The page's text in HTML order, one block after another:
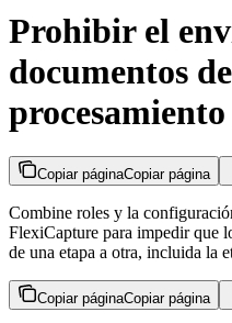
Prohibir el
documentos
Copiar páginaCopiar página
Combine roles y la
FlexiCapture para impedir que
de una etapa a otra, incluida la
Copiar páginaCopiar página